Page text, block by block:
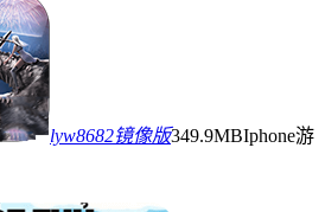
lyw8682镜像版349.9MBIphone游